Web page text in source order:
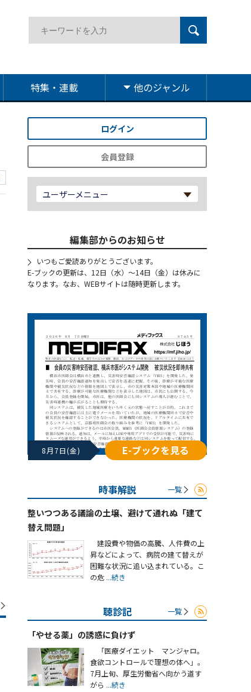
特集・連載 他のジャンル
ログイン
会員登録
ユーザーメニュー
編集部からのお知らせ
いつもご愛読ありがとうございます。
E-ブックの更新は、12日（水）～14日（金）は休みに
なります。なお、WEBサイトは随時更新します。
8月7日(金) E-ブックを見る
時事解説 一覧
整いつつある議論の土壌、避けて通れぬ「建て
替え問題」
建設費や物価の高騰、人件費の上
昇などによって、病院の建て替えが
困難な状況に追い込まれている。こ
の危 ...続き
聴診記 一覧
「やせる薬」の誘惑に負けず
「医療ダイエット マンジャロ。
食欲コントロールで理想の体へ」。
7月上旬、厚生労働省へ向かう道す
がら ...続き